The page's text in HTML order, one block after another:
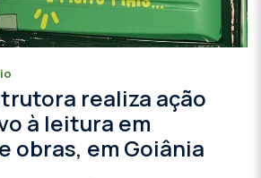
realiza ação
à leitura em
obras, em Goiânia